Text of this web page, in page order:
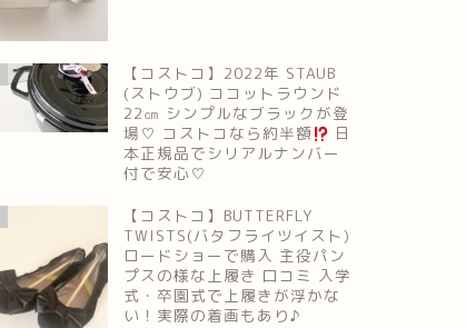
【コストコ】2022年 STAUB
(ストウブ) ココットラウンド
22㎝ シンプルなブラックが登
場♡ コストコなら約半額
日
本正規品でシリアルナンバー
付で安心♡
【コストコ】BUTTERFLY
TWISTS(バタフライツイスト)
ロードショーで購入 主役パン
プスの様な上履き 口コミ 入学
式・卒園式で上履きが浮かな
い！実際の着画もあり♪